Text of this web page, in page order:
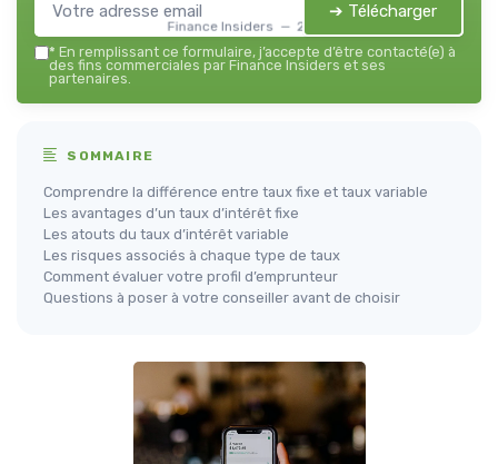
Finance Insiders — 2026
➔ Télécharger
* En remplissant ce formulaire, j’accepte d’être contacté(e) à
des fins commerciales par Finance Insiders et ses
partenaires.
SOMMAIRE
Comprendre la différence entre taux fixe et taux variable
Les avantages d’un taux d’intérêt fixe
Les atouts du taux d’intérêt variable
Les risques associés à chaque type de taux
Comment évaluer votre profil d’emprunteur
Questions à poser à votre conseiller avant de choisir